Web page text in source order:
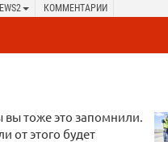
КОММЕНТАРИИ
тоже это запомнили.
от этого будет